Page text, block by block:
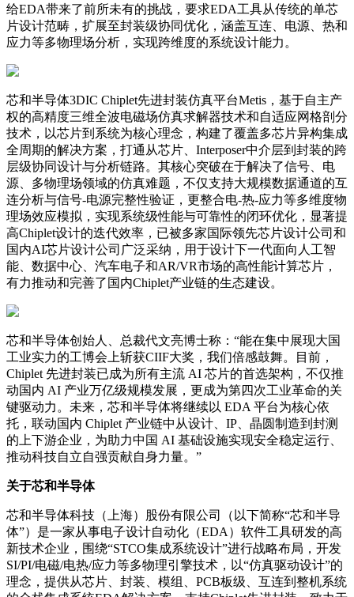
给EDA带来了前所未有的挑战，要求EDA工具从传统的单芯
片设计范畴，扩展至封装级协同优化，涵盖互连、电源、热和
应力等多物理场分析，实现跨维度的系统设计能力。
芯和半导体3DIC Chiplet先进封装仿真平台Metis，基于自主产
权的高精度三维全波电磁场仿真求解器技术和自适应网格剖分
技术，以芯片到系统为核心理念，构建了覆盖多芯片异构集成
全周期的解决方案，打通从芯片、Interposer中介层到封装的跨
层级协同设计与分析链路。其核心突破在于解决了信号、电
源、多物理场领域的仿真难题，不仅支持大规模数据通道的互
连分析与信号-电源完整性验证，更整合电-热-应力等多维度物
理场效应模拟，实现系统级性能与可靠性的闭环优化，显著提
高Chiplet设计的迭代效率，已被多家国际领先芯片设计公司和
国内AI芯片设计公司广泛采纳，用于设计下一代面向人工智
能、数据中心、汽车电子和AR/VR市场的高性能计算芯片，
有力推动和完善了国内Chiplet产业链的生态建设。
芯和半导体创始人、总裁代文亮博士称：“能在集中展现大国
工业实力的工博会上斩获CIIF大奖，我们倍感鼓舞。目前，
Chiplet 先进封装已成为所有主流 AI 芯片的首选架构，不仅推
动国内 AI 产业万亿级规模发展，更成为第四次工业革命的关
键驱动力。未来，芯和半导体将继续以 EDA 平台为核心依
托，联动国内 Chiplet 产业链中从设计、IP、晶圆制造到封测
的上下游企业，为助力中国 AI 基础设施实现安全稳定运行、
推动科技自立自强贡献自身力量。”
关于芯和半导体
芯和半导体科技（上海）股份有限公司（以下简称“芯和半导
体”）是一家从事电子设计自动化（EDA）软件工具研发的高
新技术企业，围绕“STCO集成系统设计”进行战略布局，开发
SI/PI/电磁/电热/应力等多物理引擎技术，以“仿真驱动设计”的
理念，提供从芯片、封装、模组、PCB板级、互连到整机系统